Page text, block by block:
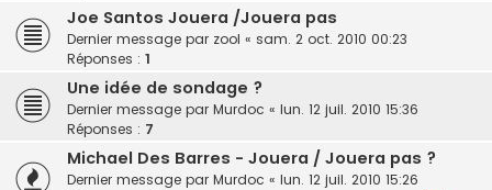
Joe Santos Jouera /Jouera pas
Dernier message par zool « sam. 2 oct. 2010 00:23
Réponses : 1
Une idée de sondage ?
Dernier message par Murdoc « lun. 12 juil. 2010 15:36
Réponses : 7
Michael Des Barres - Jouera / Jouera pas ?
Dernier message par Murdoc « lun. 12 juil. 2010 15:26